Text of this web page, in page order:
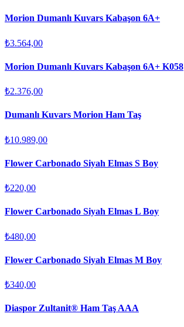
Morion Dumanlı Kuvars Kabaşon 6A+
₺3.564,00
Morion Dumanlı Kuvars Kabaşon 6A+ K058
₺2.376,00
Dumanlı Kuvars Morion Ham Taş
₺10.989,00
Flower Carbonado Siyah Elmas S Boy
₺220,00
Flower Carbonado Siyah Elmas L Boy
₺480,00
Flower Carbonado Siyah Elmas M Boy
₺340,00
Diaspor Zultanit® Ham Taş AAA